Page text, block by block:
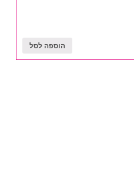
הוספה לסל